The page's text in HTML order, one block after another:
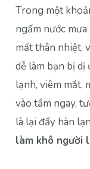
Trong một
ngấm nước
mất thân nhiệt,
dễ làm bạn bị
lạnh, viêm mắt,
vào tắm ngay,
là lại đẩy hàn
làm khô người